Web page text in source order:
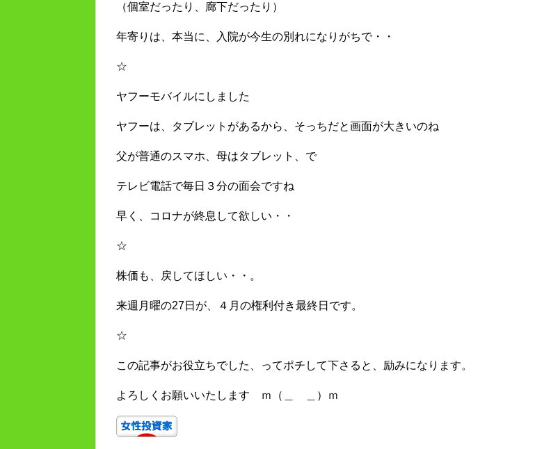
（個室だったり、廊下だったり）
年寄りは、本当に、入院が今生の別れになりがちで・・
☆
ヤフーモバイルにしました
ヤフーは、タブレットがあるから、そっちだと画面が大きいのね
父が普通のスマホ、母はタブレット、で
テレビ電話で毎日３分の面会ですね
早く、コロナが終息して欲しい・・
☆
株価も、戻してほしい・・。
来週月曜の27日が、４月の権利付き最終日です。
☆
この記事がお役立ちでした、ってポチして下さると、励みになります。
よろしくお願いいたします ｍ（＿ ＿）ｍ